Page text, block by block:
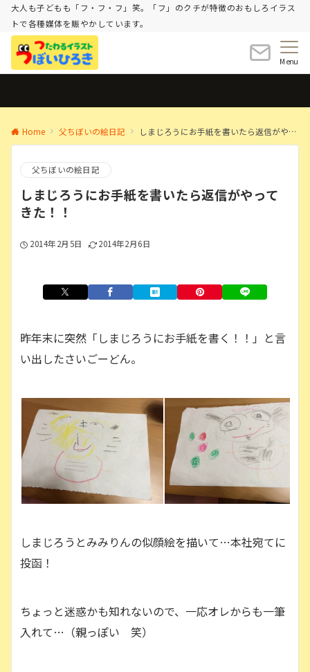
大人も子どもも「フ・フ・フ」笑。「フ」のクチが特徴のおもしろイラス
トで各種媒体を賑やかしています。
Menu
Home 父ちぼいの絵日記 しまじろうにお手紙を書いたら返信がやってきた！！
父ちぼいの絵日記
しまじろうにお手紙を書いたら返信がやって
きた！！
2014年2月5日 2014年2月6日
昨年末に突然「しまじろうにお手紙を書く！！」と言
い出したさいごーどん。
しまじろうとみみりんの似顔絵を描いて…本社宛てに
投函！
ちょっと迷惑かも知れないので、一応オレからも一筆
入れて…（親っぽい 笑）